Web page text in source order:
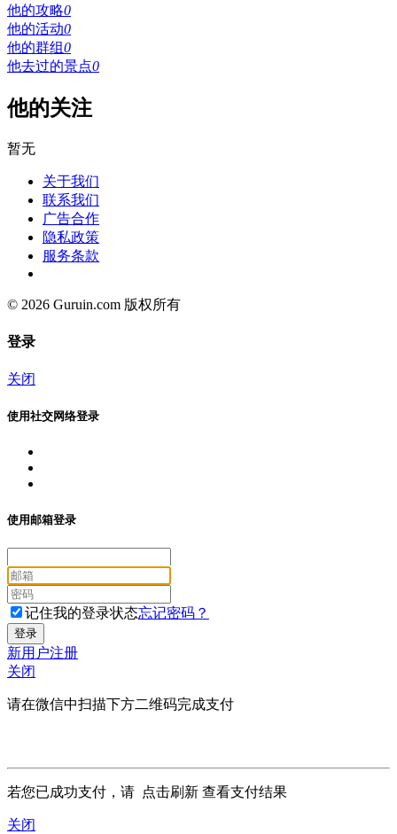
他的攻略0
他的活动0
他的群组0
他去过的景点0
他的关注
暂无
关于我们
联系我们
广告合作
隐私政策
服务条款
© 2026 Guruin.com 版权所有
登录
关闭
使用社交网络登录
使用邮箱登录
记住我的登录状态忘记密码？
新用户注册
关闭
请在微信中扫描下方二维码完成支付
若您已成功支付，请 点击刷新 查看支付结果
关闭